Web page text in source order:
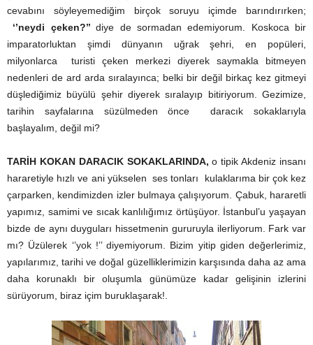
cevabını söyleyemediğim birçok soruyu içimde barındırırken;
‘’neydi çeken?’’diye de sormadan edemiyorum. Koskoca bir
imparatorluktan şimdi dünyanın uğrak şehri, en popüleri,
milyonlarca turisti çeken merkezi diyerek saymakla bitmeyen
nedenleri de ard arda sıralayınca; belki bir değil birkaç kez gitmeyi
düşlediğimiz büyülü şehir diyerek sıralayıp bitiriyorum. Gezimize,
tarihin sayfalarına süzülmeden önce daracık sokaklarıyla
başlayalım, değil mi?
TARİH KOKAN DARACIK SOKAKLARINDA, o tipik Akdeniz insanı
hararetiyle hızlı ve ani yükselen ses tonları kulaklarıma bir çok kez
çarparken, kendimizden izler bulmaya çalışıyorum. Çabuk, hararetli
yapımız, samimi ve sıcak kanlılığımız örtüşüyor. İstanbul’u yaşayan
bizde de aynı duyguları hissetmenin gururuyla ilerliyorum. Fark var
mı? Üzülerek ‘’yok !’’ diyemiyorum. Bizim yitip giden değerlerimiz,
yapılarımız, tarihi ve doğal güzelliklerimizin karşısında daha az ama
daha korunaklı bir oluşumla günümüze kadar gelişinin izlerini
sürüyorum, biraz içim buruklaşarak!.